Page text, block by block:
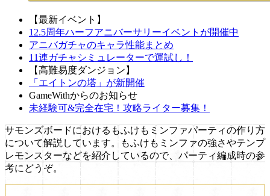
【最新イベント】
12.5周年ハーフアニバーサリーイベントが開催中
アニバガチャのキャラ性能まとめ
11連ガチャシミュレーターで運試し！
【高難易度ダンジョン】
「エイトンの塔」が新開催
GameWithからのお知らせ
未経験可&完全在宅！攻略ライター募集！
サモンズボードにおけるもふけもミンファパーティの作り方
について解説しています。もふけもミンファの強さやテンプ
レモンスターなどを紹介しているので、パーティ編成時の参
考にどうぞ。